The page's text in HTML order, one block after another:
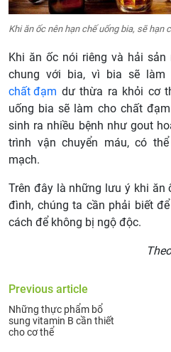
Khi ăn ốc nên hạn chế uống bia, sẽ hạn
Khi ăn ốc nói riêng và hải
chung với bia, vì bia sẽ
chất đạm dư thừa ra khỏi cơ
uống bia sẽ làm cho chất
sinh ra nhiều bệnh như gout
trình vận chuyển máu, có
mạch.
Trên đây là những lưu ý khi ăn
đình, chúng ta cần phải biết
cách để không bị ngộ độc.
Previous article
Những thực phẩm bổ
sung vitamin B cần thiết
cho cơ thể